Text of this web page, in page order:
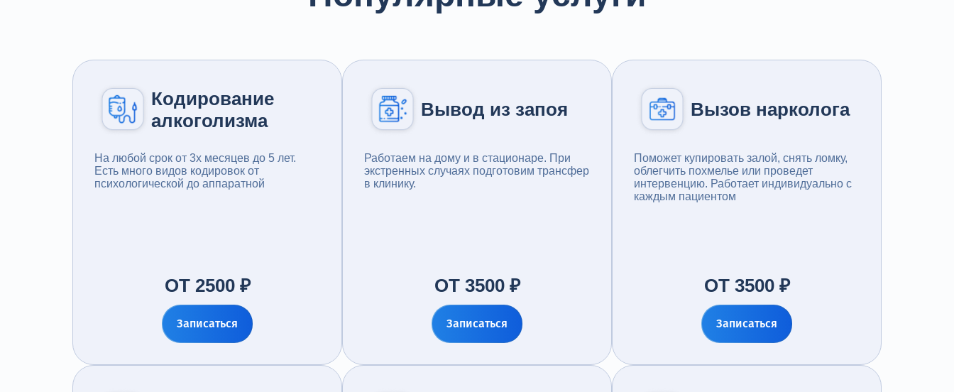
Кодирование
алкоголизма
На любой срок от 3x месяцев до 5 лет.
Есть много видов кодировок от
психологической до аппаратной
ОТ 2500 ₽
Записаться
Вывод из запоя
Работаем на дому и в стационаре. При
экстренных случаях подготовим трансфер
в клинику.
ОТ 3500 ₽
Записаться
Вызов нарколога
Поможет купировать залой, снять ломку,
облегчить похмелье или проведет
интервенцию. Работает индивидуально с
каждым пациентом
ОТ 3500 ₽
Записаться